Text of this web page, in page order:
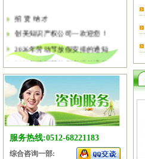
招 贤 纳 才
创美知识产权公司—欢迎您！
2026年劳动节放假安排的通知
2026年清明节放假安排的通知
关于软件企业评估有关工作的通知
2026年春节放假安排的通知
2026年元旦放假安排的通知
2025年国庆节、中秋节放假安排
服务热线:0512-68221183
综合咨询一部: